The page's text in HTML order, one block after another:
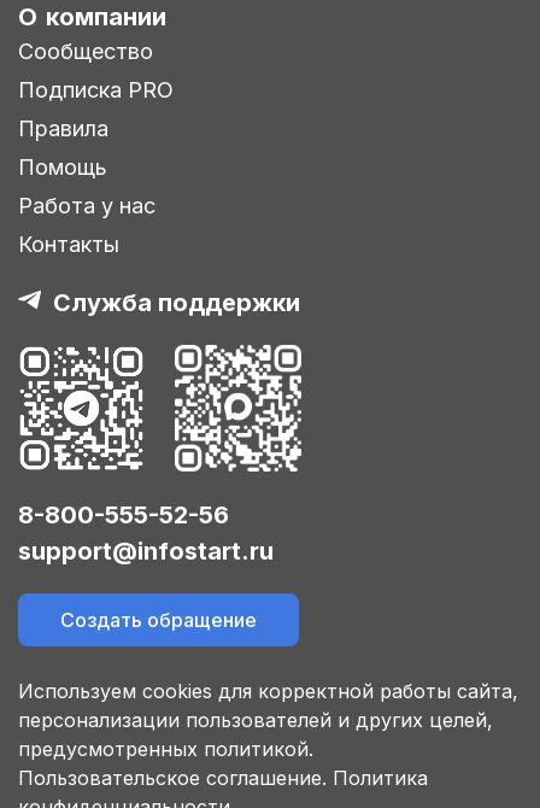
О компании
Сообщество
Подписка PRO
Правила
Помощь
Работа у нас
Контакты
Служба поддержки
8-800-555-52-56
support@infostart.ru
Создать обращение
Используем cookies для корректной работы сайта,
персонализации пользователей и других целей,
предусмотренных политикой.
Пользовательское соглашение. Политика